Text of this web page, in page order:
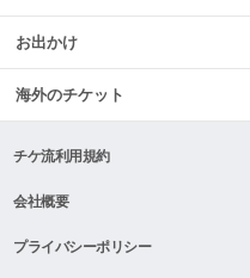
お出かけ
海外のチケット
チケ流利用規約
会社概要
プライバシーポリシー